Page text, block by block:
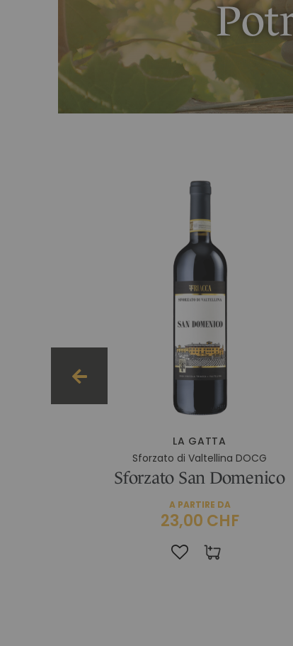
LA GATTA
Sforzato di Valtellina DOCG
Sforzato San Domenico
A PARTIRE DA
23,00 CHF